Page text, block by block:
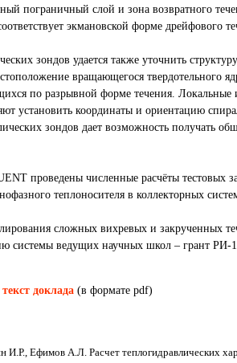
пограничный слой и зона возвратного
экмановской форме дрейфового
зондов удается также уточнить
вращающегося твердотельного
по разрывной форме течения. Локальные
установить координаты и ориентацию
зондов дает возможность получать
проведены численные расчёты тестовых
теплоносителя в коллекторных
сложных вихревых и закрученных
системы ведущих научных школ – грант
доклада (в формате pdf)
И.Р., Ефимов А.Л. Расчет теплогидравлических